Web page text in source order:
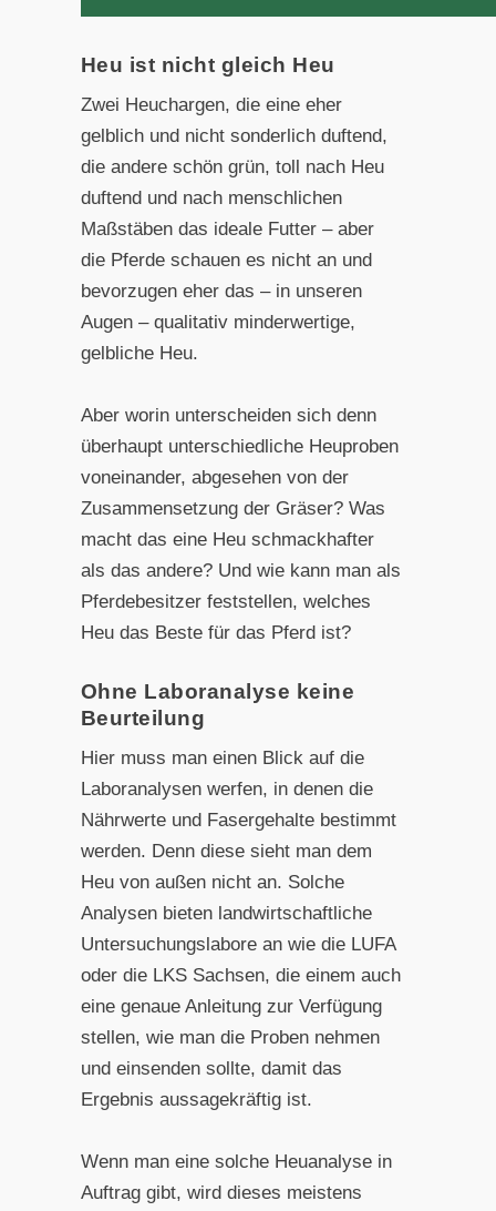
Heu ist nicht gleich Heu
Zwei Heuchargen, die eine eher
gelblich und nicht sonderlich duftend,
die andere schön grün, toll nach Heu
duftend und nach menschlichen
Maßstäben das ideale Futter – aber
die Pferde schauen es nicht an und
bevorzugen eher das – in unseren
Augen – qualitativ minderwertige,
gelbliche Heu.
Aber worin unterscheiden sich denn
überhaupt unterschiedliche Heuproben
voneinander, abgesehen von der
Zusammensetzung der Gräser? Was
macht das eine Heu schmackhafter
als das andere? Und wie kann man als
Pferdebesitzer feststellen, welches
Heu das Beste für das Pferd ist?
Ohne Laboranalyse keine
Beurteilung
Hier muss man einen Blick auf die
Laboranalysen werfen, in denen die
Nährwerte und Fasergehalte bestimmt
werden. Denn diese sieht man dem
Heu von außen nicht an. Solche
Analysen bieten landwirtschaftliche
Untersuchungslabore an wie die LUFA
oder die LKS Sachsen, die einem auch
eine genaue Anleitung zur Verfügung
stellen, wie man die Proben nehmen
und einsenden sollte, damit das
Ergebnis aussagekräftig ist.
Wenn man eine solche Heuanalyse in
Auftrag gibt, wird dieses meistens